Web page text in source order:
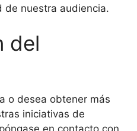
de nuestra audiencia.
del
o desea obtener más
iniciativas de
en contacto con